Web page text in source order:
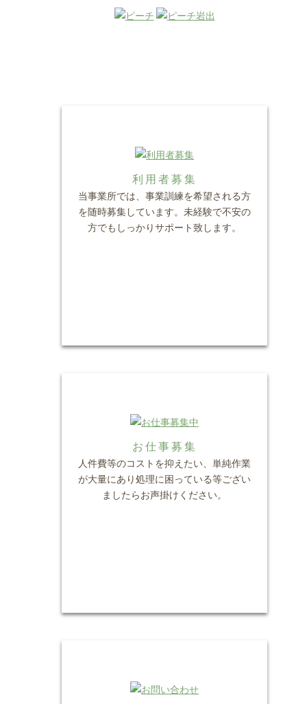
利用者募集
当事業所では、事業訓練を希望される方
を随時募集しています。未経験で不安の
方でもしっかりサポート致します。
お仕事募集
人件費等のコストを抑えたい、単純作業
が大量にあり処理に困っている等ござい
ましたらお声掛けください。